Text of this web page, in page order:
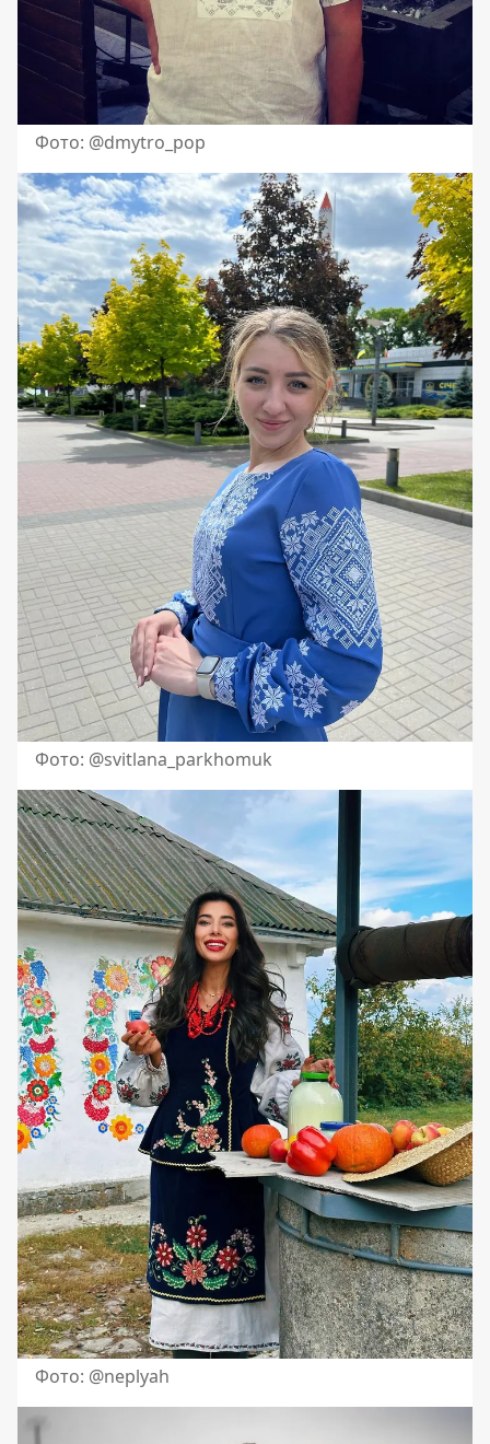
Фото: @dmytro_pop
Фото: @svitlana_parkhomuk
Фото: @neplyah